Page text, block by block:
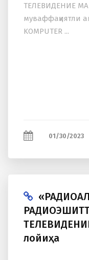
ТЕЛЕВИДЕНИЕ
муваффақиятли
KOMPUTER ...
01/30/2023
лойиҳа